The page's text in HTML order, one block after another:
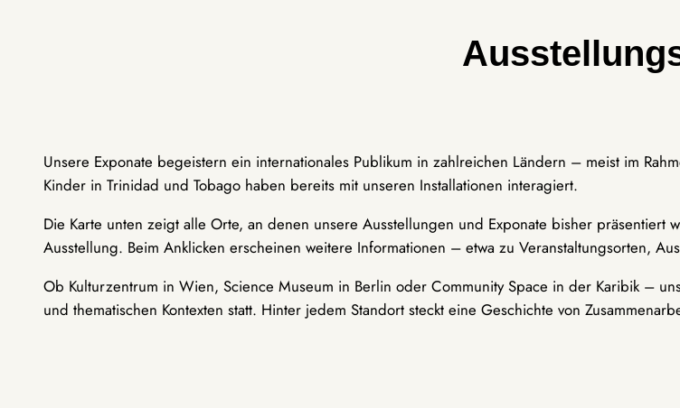
Unsere Exponate begeistern ein internationales Publikum in zahlreichen Ländern – meist im
Kinder in Trinidad und Tobago haben bereits mit unseren Installationen interagiert.
Die Karte unten zeigt alle Orte, an denen unsere Ausstellungen und Exponate bisher
Ausstellung. Beim Anklicken erscheinen weitere Informationen – etwa zu Veranstaltungsorten,
Ob Kulturzentrum in Wien, Science Museum in Berlin oder Community Space in der Karibik –
und thematischen Kontexten statt. Hinter jedem Standort steckt eine Geschichte von